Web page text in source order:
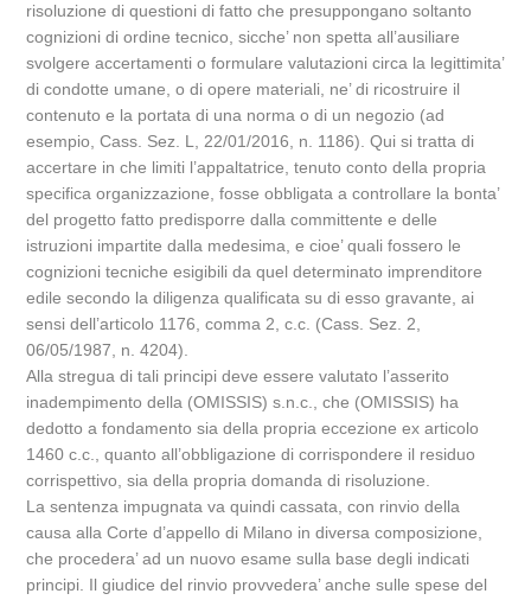
risoluzione di questioni di fatto che presuppongano soltanto
cognizioni di ordine tecnico, sicche’ non spetta all’ausiliare
svolgere accertamenti o formulare valutazioni circa la legittimita’
di condotte umane, o di opere materiali, ne’ di ricostruire il
contenuto e la portata di una norma o di un negozio (ad
esempio, Cass. Sez. L, 22/01/2016, n. 1186). Qui si tratta di
accertare in che limiti l’appaltatrice, tenuto conto della propria
specifica organizzazione, fosse obbligata a controllare la bonta’
del progetto fatto predisporre dalla committente e delle
istruzioni impartite dalla medesima, e cioe’ quali fossero le
cognizioni tecniche esigibili da quel determinato imprenditore
edile secondo la diligenza qualificata su di esso gravante, ai
sensi dell’articolo 1176, comma 2, c.c. (Cass. Sez. 2,
06/05/1987, n. 4204).
Alla stregua di tali principi deve essere valutato l’asserito
inadempimento della (OMISSIS) s.n.c., che (OMISSIS) ha
dedotto a fondamento sia della propria eccezione ex articolo
1460 c.c., quanto all’obbligazione di corrispondere il residuo
corrispettivo, sia della propria domanda di risoluzione.
La sentenza impugnata va quindi cassata, con rinvio della
causa alla Corte d’appello di Milano in diversa composizione,
che procedera’ ad un nuovo esame sulla base degli indicati
principi. Il giudice del rinvio provvedera’ anche sulle spese del